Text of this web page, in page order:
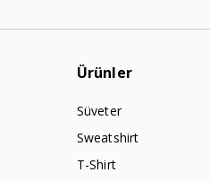
Ürünler
Süveter
Sweatshirt
T-Shirt